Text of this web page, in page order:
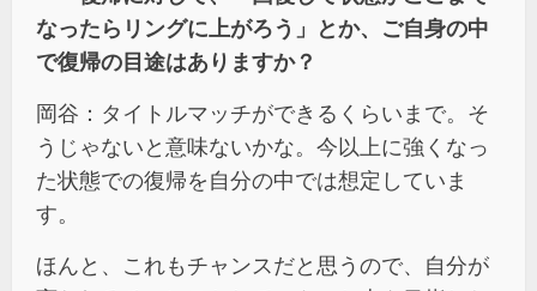
なったらリングに上がろう」とか、ご自身の中
で復帰の目途はありますか？
岡谷：タイトルマッチができるくらいまで。そ
うじゃないと意味ないかな。今以上に強くなっ
た状態での復帰を自分の中では想定していま
す。
ほんと、これもチャンスだと思うので、自分が